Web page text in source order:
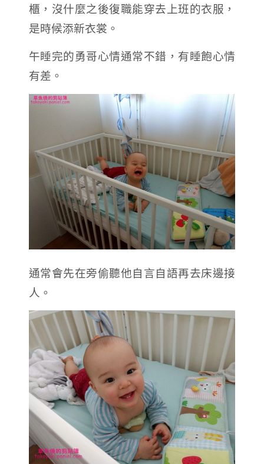
櫃，沒什麼之後復職能穿去上班的衣服，
是時候添新衣裳。
午睡完的勇哥心情通常不錯，有睡飽心情
有差。
通常會先在旁偷聽他自言自語再去床邊接
人。